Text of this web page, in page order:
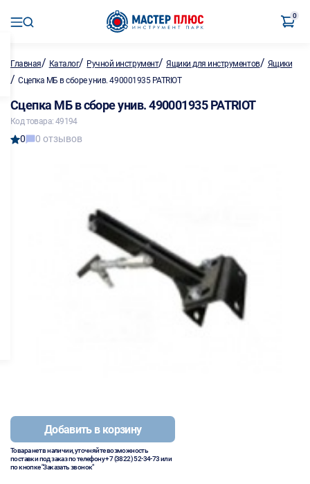
0
Главная/ Каталог/ Ручной инструмент/Ящики для инструментов/ Ящики
/ Сцепка МБ в сборе унив. 490001935 PATRIOT
Сцепка МБ в сборе унив. 490001935 PATRIOT
Код товара: 49194
0 0 отзывов
Добавить в корзину
Товара нет в наличии, уточняйте возможность
поставки под заказ по телефону+7 (3822) 52-34-73или
по кнопке "Заказать звонок"